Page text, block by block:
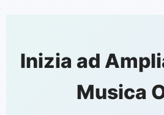
Inizia ad
Musica